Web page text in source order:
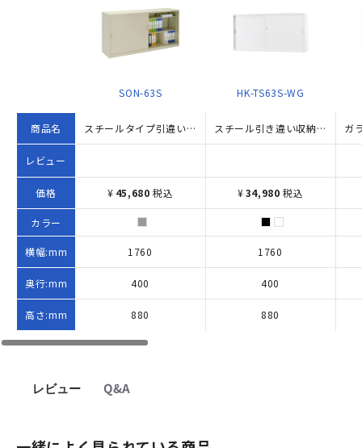
商品名
レビュー
価格
カラー
横幅:mm
奥行:mm
高さ:mm
SON-63S
スチールタイプ引違い書庫 SON63シリーズ（W1760×D400×H880）
¥ 45,680 税込
1760
400
880
HK-TS63S-WG
スチール引き違い収納庫 TSシリーズ W1760×D400×H880 ホワイト
¥34,980 税込
1760
400
880
レビュー Q&A